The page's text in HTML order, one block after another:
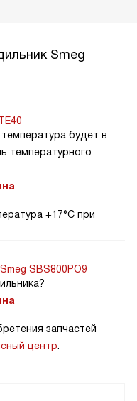
Smeg
будет в
температурного
+17°C при
SBS800PO9
запчастей
центр